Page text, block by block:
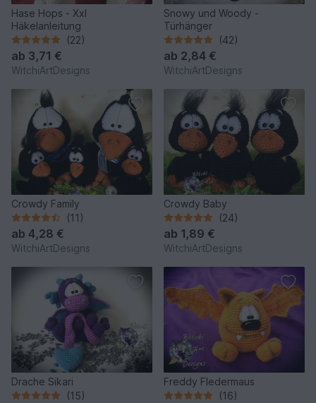
Hase Hops - Xxl
Häkelanleitung
(22)
ab 3,71 €
WitchiArtDesigns
Snowy und Woody -
Türhänger
(42)
ab 2,84 €
WitchiArtDesigns
Crowdy Family
(11)
ab 4,28 €
WitchiArtDesigns
Crowdy Baby
(24)
ab 1,89 €
WitchiArtDesigns
Drache Sikari
(15)
Freddy Fledermaus
(16)